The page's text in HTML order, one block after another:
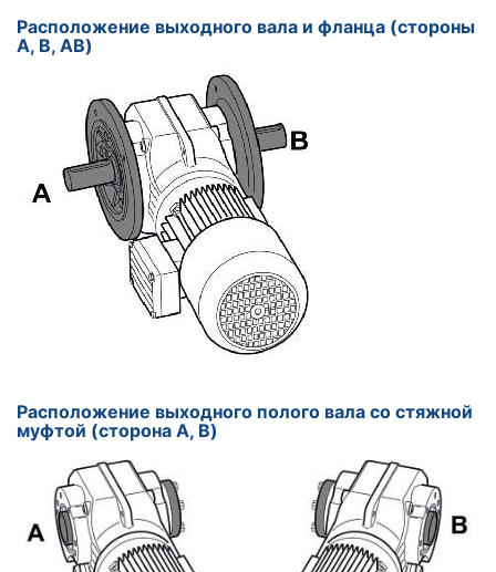
Расположение выходного вала и фланца (стороны
A, B, AB)
Расположение выходного полого вала со стяжной
муфтой (сторона A, B)